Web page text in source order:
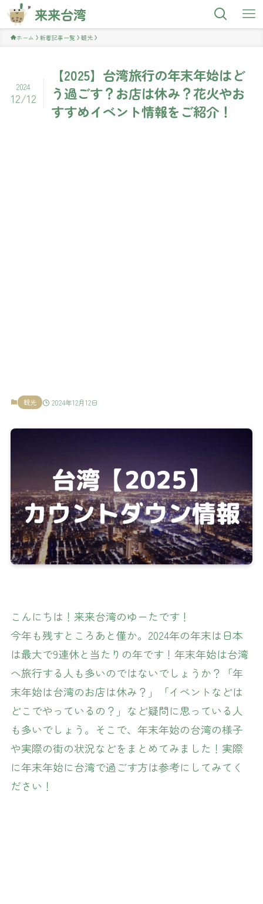
来来台湾
ホーム 新着記事一覧 観光
【2025】台湾旅行の年末年始はど
う過ごす？お店は休み？花火やお
すすめイベント情報をご紹介！
2024
12/12
観光 2024年12月12日
こんにちは！来来台湾のゆーたです！
今年も残すところあと僅か。2024年の年末は日本
は最大で9連休と当たりの年です！年末年始は台湾
へ旅行する人も多いのではないでしょうか？「年
末年始は台湾のお店は休み？」「イベントなどは
どこでやっているの？」など疑問に思っている人
も多いでしょう。そこで、年末年始の台湾の様子
や実際の街の状況などをまとめてみました！実際
に年末年始に台湾で過ごす方は参考にしてみてく
ださい！